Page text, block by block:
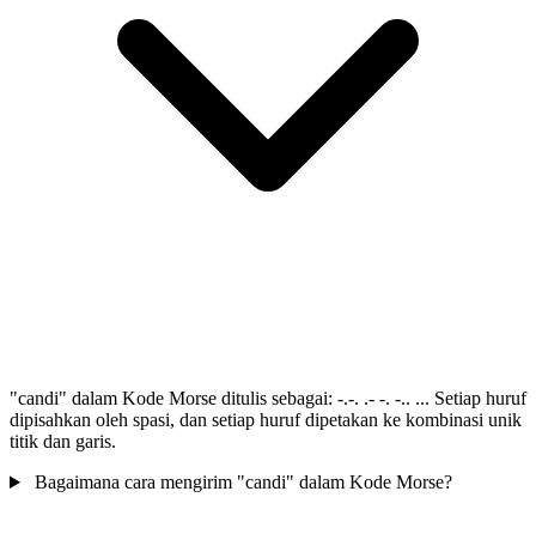
"candi" dalam Kode Morse ditulis sebagai: -.-. .- -. -.. ... Setiap huruf
dipisahkan oleh spasi, dan setiap huruf dipetakan ke kombinasi unik
titik dan garis.
Bagaimana cara mengirim "candi" dalam Kode Morse?